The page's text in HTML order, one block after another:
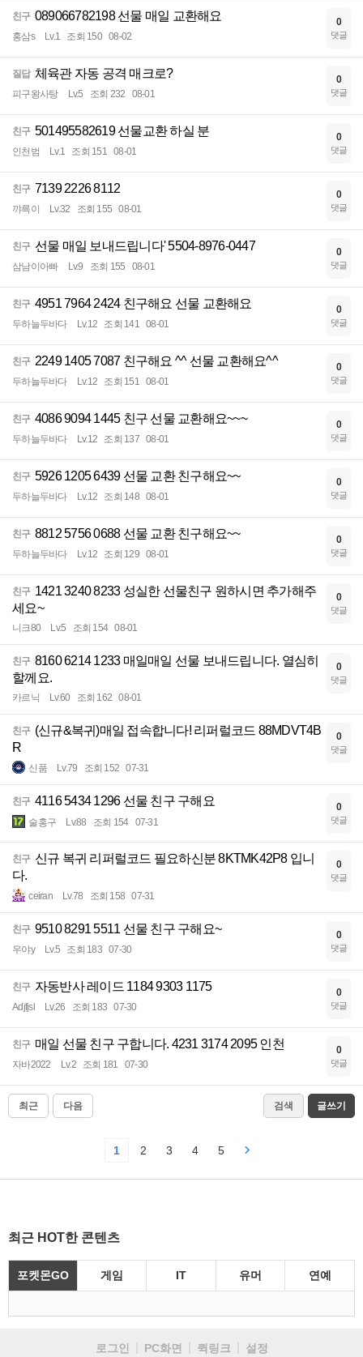
친구 089066782198 선물 매일 교환해요
홍삼s Lv.1 조회 150 08-02
0
댓글
질답 체육관 자동 공격 매크로?
피구왕사탕 Lv.5 조회 232 08-01
0
댓글
친구 501495582619 선물교환 하실 분
인천범 Lv.1 조회 151 08-01
0
댓글
친구 7139 2226 8112
꺄륵이 Lv.32 조회 155 08-01
0
댓글
친구 선물 매일 보내드립니다' 5504-8976-0447
삼남이아빠 Lv.9 조회 155 08-01
0
댓글
친구 4951 7964 2424 친구해요 선물 교환해요
두하늘두바다 Lv.12 조회 141 08-01
0
댓글
친구 2249 1405 7087 친구해요 ^^ 선물 교환해요^^
두하늘두바다 Lv.12 조회 151 08-01
0
댓글
친구 4086 9094 1445 친구 선물 교환해요~~~
두하늘두바다 Lv.12 조회 137 08-01
0
댓글
친구 5926 1205 6439 선물 교환 친구해요~~
두하늘두바다 Lv.12 조회 148 08-01
0
댓글
친구 8812 5756 0688 선물 교환 친구해요~~
두하늘두바다 Lv.12 조회 129 08-01
0
댓글
친구 1421 3240 8233 성실한 선물친구 원하시면 추가해주
세요~
니크80 Lv.5 조회 154 08-01
0
댓글
친구 8160 6214 1233 매일매일 선물 보내드립니다. 열심히
할께요.
카르닉 Lv.60 조회 162 08-01
0
댓글
친구 (신규&복귀)매일 접속합니다! 리퍼럴코드 88MDVT4B
R
신품 Lv.79 조회 152 07-31
0
댓글
친구 4116 5434 1296 선물 친구 구해요
술홍구 Lv.88 조회 154 07-31
0
댓글
친구 신규 복귀 리퍼럴코드 필요하신분 8KTMK42P8 입니
다.
ceiran Lv.78 조회 158 07-31
0
댓글
친구 9510 8291 5511 선물 친구 구해요~
우야y Lv.5 조회 183 07-30
0
댓글
친구 자동반사 레이드 1184 9303 1175
Adjfjsl Lv.26 조회 183 07-30
0
댓글
친구 매일 선물 친구 구합니다. 4231 3174 2095 인천
자바2022 Lv.2 조회 181 07-30
0
댓글
최근 다음 검색 글쓰기
1 2 3 4 5
최근 HOT한 콘텐츠
포켓몬GO 게임 IT 유머 연예
로그인 PC화면 퀵링크 설정